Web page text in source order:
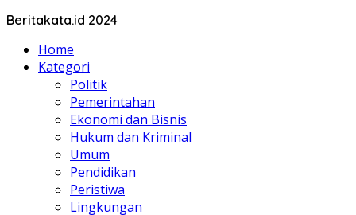
Beritakata.id 2024
Home
Kategori
Politik
Pemerintahan
Ekonomi dan Bisnis
Hukum dan Kriminal
Umum
Pendidikan
Peristiwa
Lingkungan